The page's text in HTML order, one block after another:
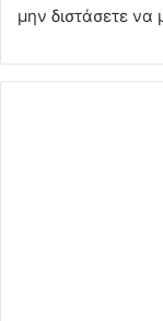
μην διστάσετε να